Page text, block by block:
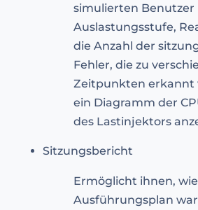
simulierten Benutzer
Auslastungsstufe,
die Anzahl der
Fehler, die zu
Zeitpunkten erkannt
ein Diagramm der
des Lastinjektors
Sitzungsbericht
Ermöglicht ihnen,
Ausführungsplan